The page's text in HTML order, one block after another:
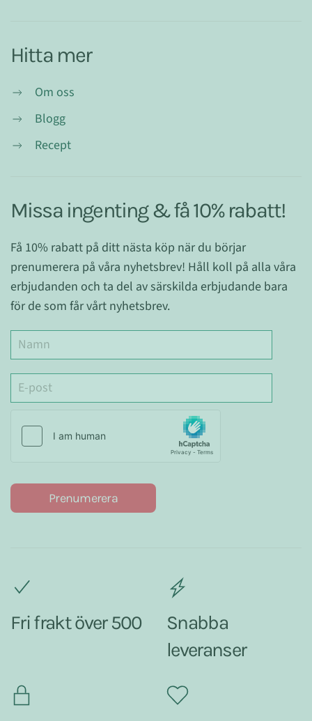
Hitta mer
Om oss
Blogg
Recept
Missa ingenting & få 10% rabatt!
Få 10% rabatt på ditt nästa köp när du börjar
prenumerera på våra nyhetsbrev! Håll koll på alla våra
erbjudanden och ta del av särskilda erbjudande bara
för de som får vårt nyhetsbrev.
Prenumerera
Fri frakt över 500
Snabba
leveranser